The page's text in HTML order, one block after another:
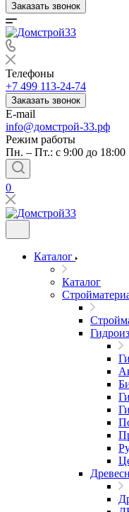
Заказать звонок
Телефоны
+7 499 113-24-74
Заказать звонок
E-mail
info@домстрой-33.рф
Режим работы
Пн. – Пт.: с 9:00 до 18:00
0
Каталог
Каталог